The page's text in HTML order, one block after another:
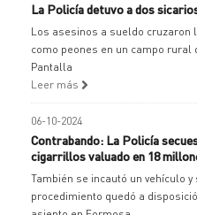
La Policía detuvo a dos
Los asesinos a sueldo cruzaron
como peones en un campo
Pantalla
Leer más
06-10-2024
Contrabando: La Policía
cigarrillos valuado en 18
También se incautó un vehículo
procedimiento quedó a